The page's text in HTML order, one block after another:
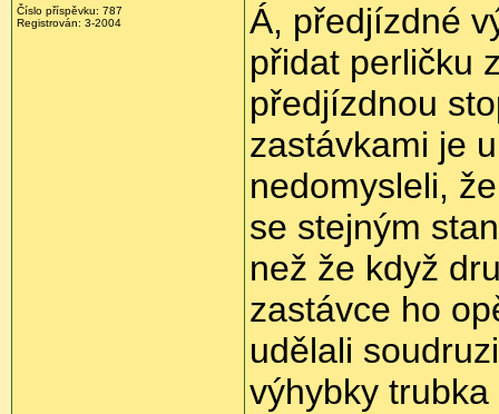
Číslo příspěvku: 787
Registrován: 3-2004
Á, předjízdné
přidat perličku
předjízdnou
zastávkami je
nedomysleli,
se stejným
než že když
zastávce ho
udělali
výhybky trubka